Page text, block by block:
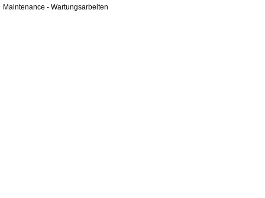
Maintenance - Wartungsarbeiten